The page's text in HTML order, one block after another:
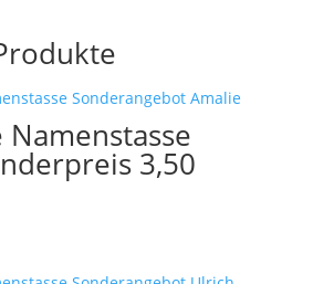
Namenstasse
3,50